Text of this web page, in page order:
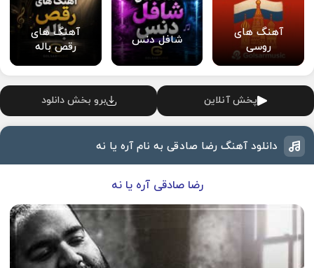
آهنگ های
روسی
شافل دنس
آهنگ های
رقص باله
پخش آنلاین برو بخش دانلود
دانلود آهنگ رضا صادقی به نام آره یا نه
رضا صادقی آره یا نه